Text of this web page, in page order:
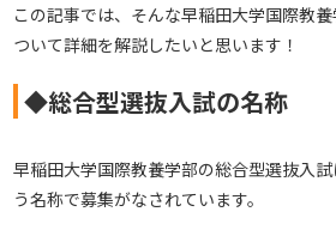
この記事では、そんな早稲田大学国際教
ついて詳細を解説したいと思います！
◆総合型選抜入試の名称
早稲田大学国際教養学部の総合型選抜入
う名称で募集がなされています。